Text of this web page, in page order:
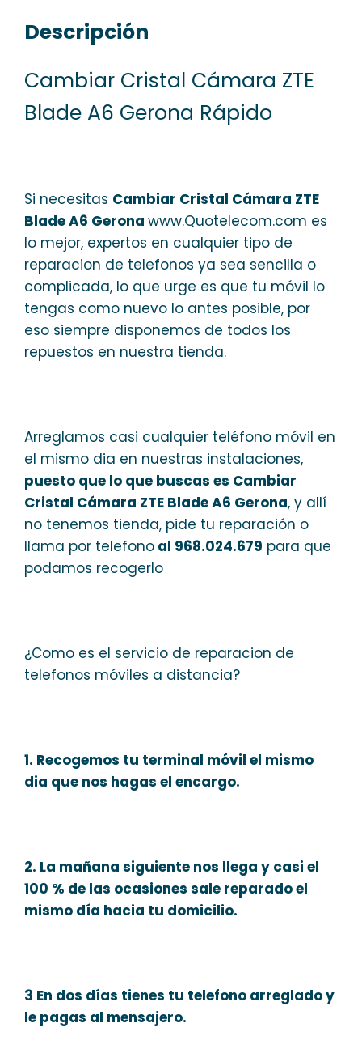
Descripción
Cambiar Cristal Cámara ZTE
Blade A6 Gerona Rápido
Si necesitas Cambiar Cristal Cámara ZTE
Blade A6 Gerona www.Quotelecom.com es
lo mejor, expertos en cualquier tipo de
reparacion de telefonos ya sea sencilla o
complicada, lo que urge es que tu móvil lo
tengas como nuevo lo antes posible, por
eso siempre disponemos de todos los
repuestos en nuestra tienda.
Arreglamos casi cualquier teléfono móvil en
el mismo dia en nuestras instalaciones,
puesto que lo que buscas es Cambiar
Cristal Cámara ZTE Blade A6 Gerona, y allí
no tenemos tienda, pide tu reparación o
llama por telefono al 968.024.679 para que
podamos recogerlo
¿Como es el servicio de reparacion de
telefonos móviles a distancia?
1. Recogemos tu terminal móvil el mismo
dia que nos hagas el encargo.
2. La mañana siguiente nos llega y casi el
100 % de las ocasiones sale reparado el
mismo día hacia tu domicilio.
3 En dos días tienes tu telefono arreglado y
le pagas al mensajero.